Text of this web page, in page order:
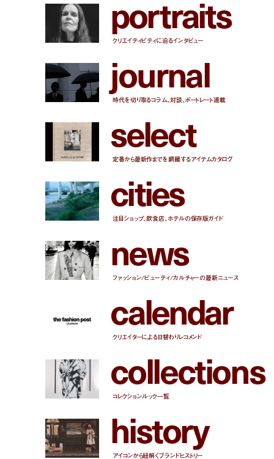
portraits
クリエイティビティに迫るインタビュー
journal
時代を切り取るコラム、対談、ポートレート連載
select
定番から最新作までを網羅するアイテムカタログ
cities
注目ショップ、飲食店、ホテルの保存版ガイド
news
ファッション/ビューティ/カルチャーの最新ニュース
calendar
クリエイターによる日替わりレコメンド
collections
コレクションルック一覧
history
アイコンから紐解くブランドヒストリー